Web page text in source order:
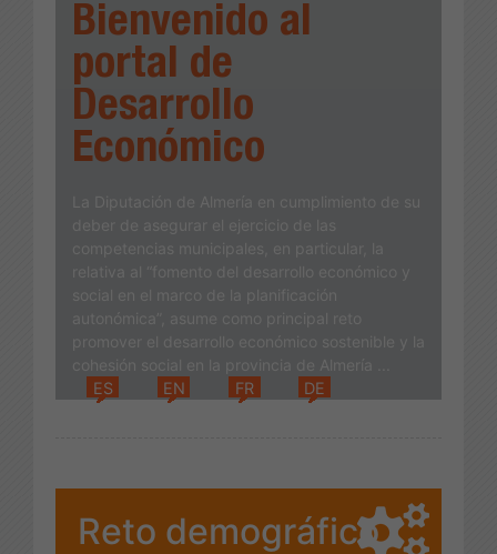
Bienvenido al
portal de
Desarrollo
Económico
La Diputación de Almería en cumplimiento de su
deber de asegurar el ejercicio de las
competencias municipales, en particular, la
relativa al “fomento del desarrollo económico y
social en el marco de la planificación
autonómica”, asume como principal reto
promover el desarrollo económico sostenible y la
cohesión social en la provincia de Almería ...
ES
EN FR DE
Reto demográfico